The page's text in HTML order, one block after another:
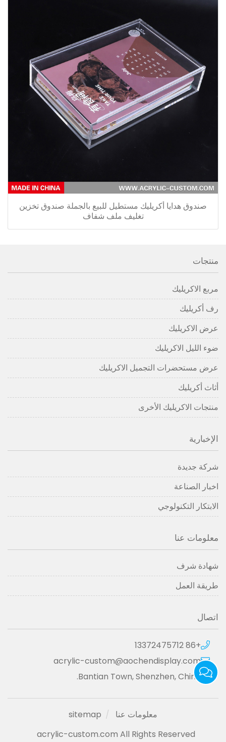
صندوق هدايا أكريليك مستطيل للبيع بالجملة صندوق تخزين
تغليف ملف شفاف
منتجات
مربع الاكريليك
رف أكريليك
عرض الاكريليك
ضوء الليل الاكريليك
عرض مستحضرات التجميل الاكريليك
أثاث أكريليك
منتجات الاكريليك الأخرى
الإخبارية
شركة جديدة
اخبار الصناعة
الابتكار التكنولوجي
معلومات عنا
شهادة شرف
طريقة العمل
اتصال
+86 13372475712
acrylic-custom@aochendisplay.com
Bantian Town, Shenzhen, China.
معلومات عنا
sitemap
acrylic-custom.com All Rights Reserved